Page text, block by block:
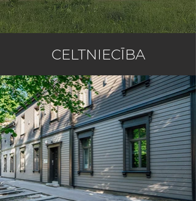
CELTNIECĪBA